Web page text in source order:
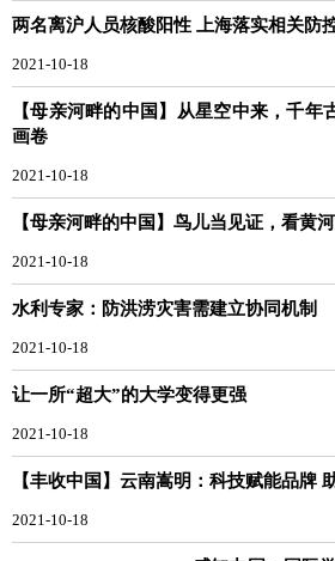
两名离沪人员核酸阳性 上海落实相关防
2021-10-18
【母亲河畔的中国】从星空中来，千年
画卷
2021-10-18
【母亲河畔的中国】鸟儿当见证，看黄
2021-10-18
水利专家：防洪涝灾害需建立协同机制
2021-10-18
让一所“超大”的大学变得更强
2021-10-18
【丰收中国】云南嵩明：科技赋能品牌
2021-10-18